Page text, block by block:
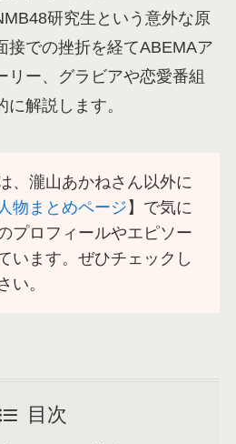
研究生という意外な原
接での挫折を経てABEMAア
リー、グラビアや恋愛番組
解説します。
、瀧山あかねさん以外に
物まとめページ】で気に
プロフィールやエピソー
います。ぜひチェックし
い。
目次